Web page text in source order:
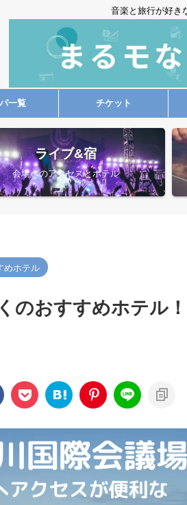
音楽と旅行が好き
一覧 チケット
ライブ&宿
会場へのアクセスとホテル
めホテル
のおすすめホテル